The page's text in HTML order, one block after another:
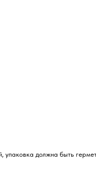
упаковка должна быть